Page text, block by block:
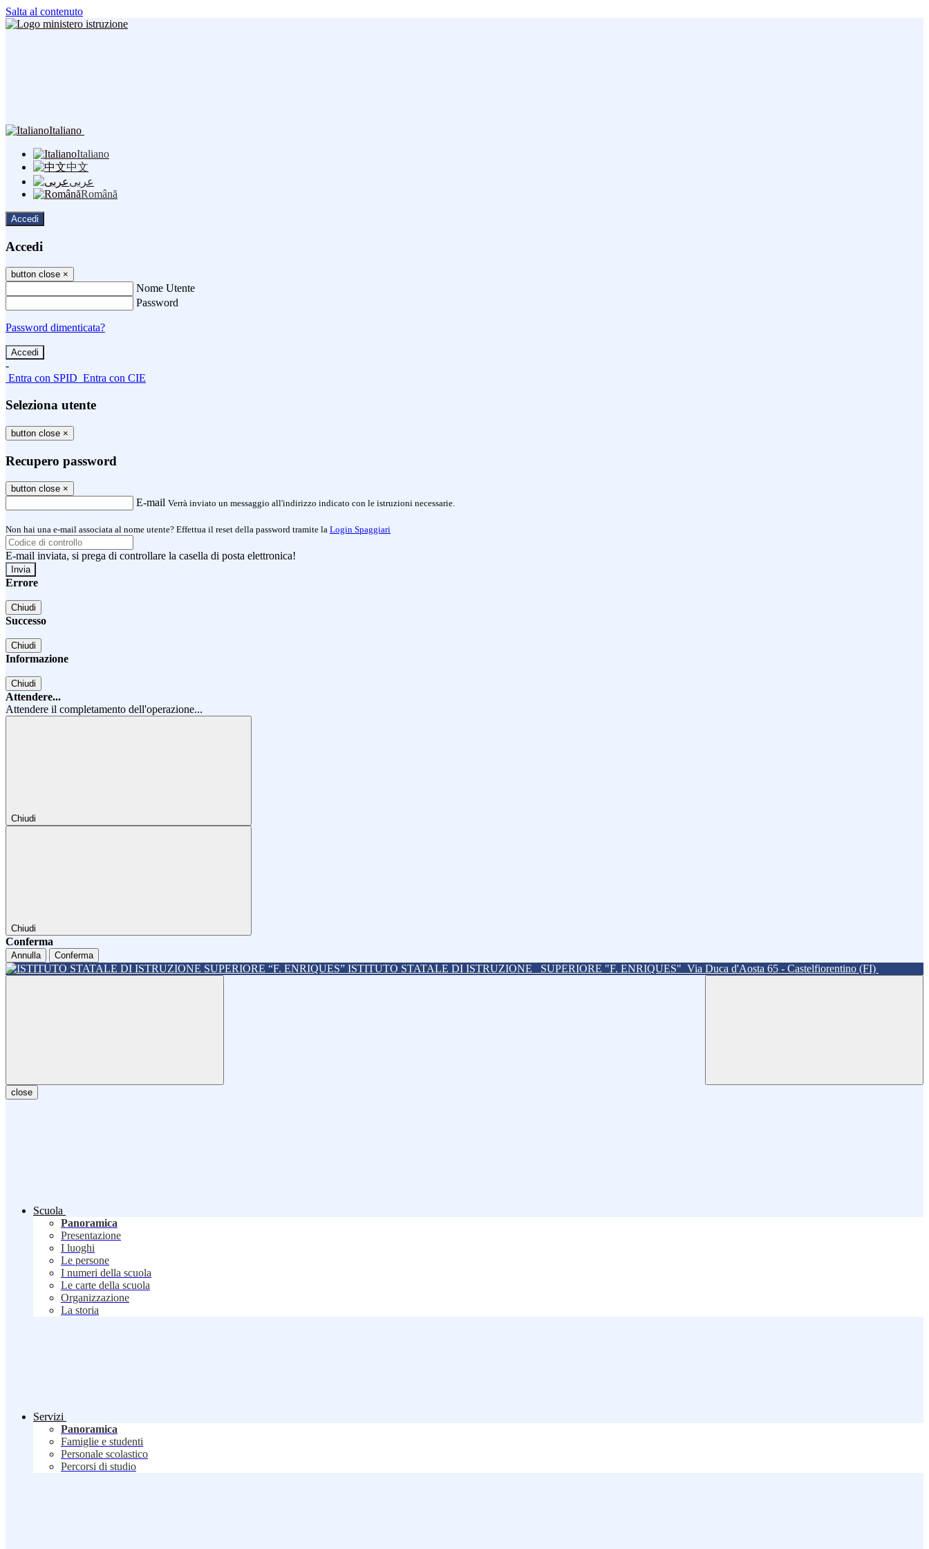
Salta al contenuto
Italiano
Italiano
中文
عربى
Română
Accedi
Accedi
button close ×
Nome Utente
Password
Password dimenticata?
-
Entra con SPID Entra con CIE
Seleziona utente
button close ×
Recupero password
button close ×
E-mail Verrà inviato un messaggio all'indirizzo indicato con le istruzioni necessarie.
Non hai una e-mail associata al nome utente? Effettua il reset della password tramite la Login Spaggiari
E-mail inviata, si prega di controllare la casella di posta elettronica!
Errore
Chiudi
Successo
Chiudi
Informazione
Chiudi
Attendere...
Attendere il completamento dell'operazione...
Chiudi
Chiudi
Conferma
Annulla Conferma
ISTITUTO STATALE DI ISTRUZIONE SUPERIORE "F. ENRIQUES" Via Duca d'Aosta 65 - Castelfiorentino (FI)
close
Scuola
Panoramica
Presentazione
I luoghi
Le persone
I numeri della scuola
Le carte della scuola
Organizzazione
La storia
Servizi
Panoramica
Famiglie e studenti
Personale scolastico
Percorsi di studio